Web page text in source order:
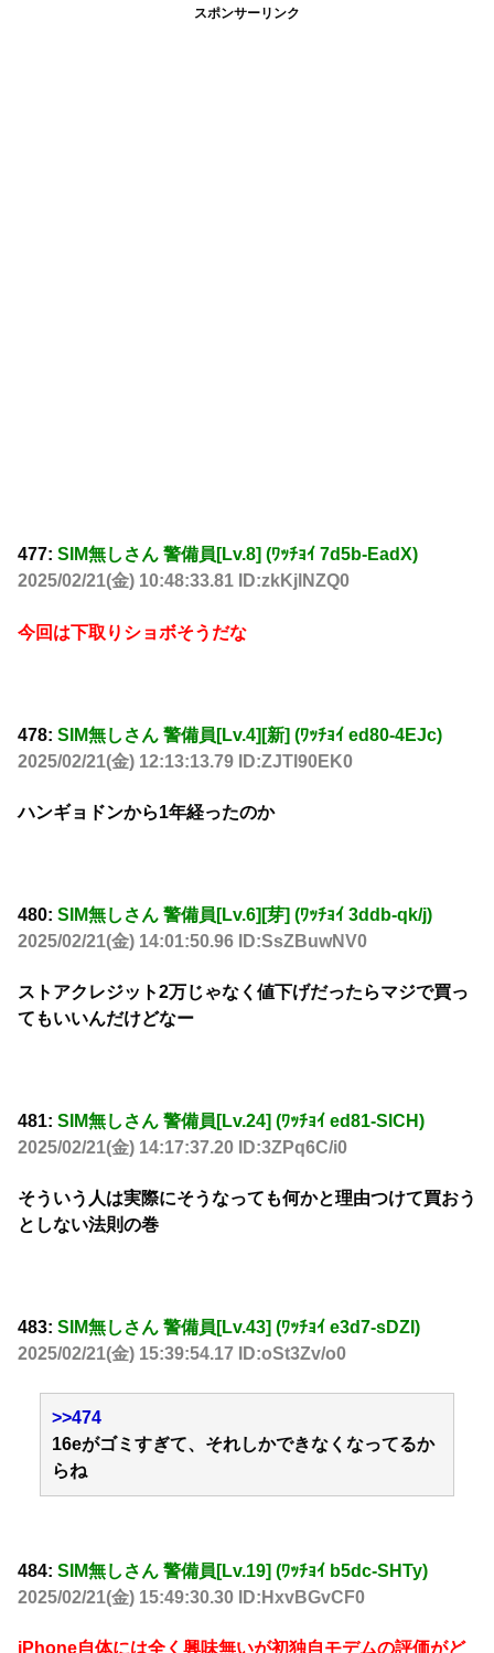
スポンサーリンク
477: SIM無しさん 警備員[Lv.8] (ﾜｯﾁｮｲ 7d5b-EadX)
2025/02/21(金) 10:48:33.81 ID:zkKjlNZQ0
今回は下取りショボそうだな
478: SIM無しさん 警備員[Lv.4][新] (ﾜｯﾁｮｲ ed80-4EJc)
2025/02/21(金) 12:13:13.79 ID:ZJTl90EK0
ハンギョドンから1年経ったのか
480: SIM無しさん 警備員[Lv.6][芽] (ﾜｯﾁｮｲ 3ddb-qk/j)
2025/02/21(金) 14:01:50.96 ID:SsZBuwNV0
ストアクレジット2万じゃなく値下げだったらマジで買っ
てもいいんだけどなー
481: SIM無しさん 警備員[Lv.24] (ﾜｯﾁｮｲ ed81-SlCH)
2025/02/21(金) 14:17:37.20 ID:3ZPq6C/i0
そういう人は実際にそうなっても何かと理由つけて買おう
としない法則の巻
483: SIM無しさん 警備員[Lv.43] (ﾜｯﾁｮｲ e3d7-sDZI)
2025/02/21(金) 15:39:54.17 ID:oSt3Zv/o0
>>474
16eがゴミすぎて、それしかできなくなってるか
らね
484: SIM無しさん 警備員[Lv.19] (ﾜｯﾁｮｲ b5dc-SHTy)
2025/02/21(金) 15:49:30.30 ID:HxvBGvCF0
iPhone自体には全く興味無いが初独自モデムの評価がど